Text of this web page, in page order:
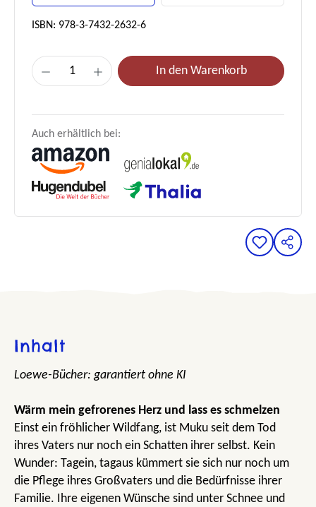
ISBN: 978-3-7432-2632-6
Produkt Anzahl: Gib den gewünschten
In den Warenkorb
Auch erhältlich bei:
Inhalt
Loewe-Bücher: garantiert ohne KI
Wärm mein gefrorenes Herz und lass es schmelzen
Einst ein fröhlicher Wildfang, ist Muku seit dem Tod
ihres Vaters nur noch ein Schatten ihrer selbst. Kein
Wunder: Tagein, tagaus kümmert sie sich nur noch um
die Pflege ihres Großvaters und die Bedürfnisse ihrer
Familie. Ihre eigenen Wünsche sind unter Schnee und